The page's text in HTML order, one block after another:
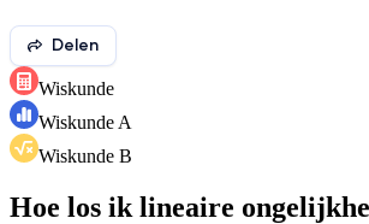
Delen
Wiskunde
Wiskunde A
Wiskunde B
Hoe los ik lineaire